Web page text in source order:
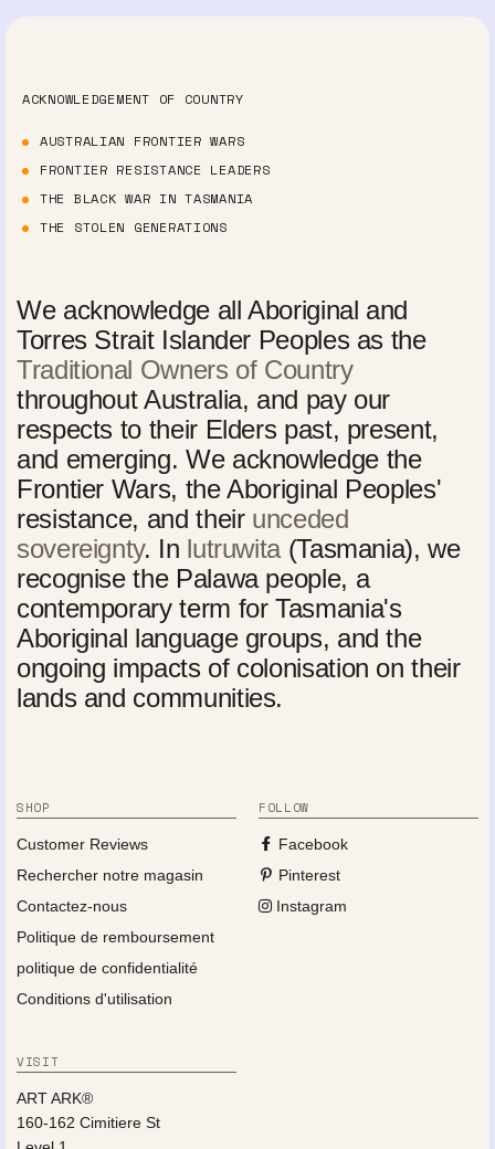
ACKNOWLEDGEMENT OF COUNTRY
AUSTRALIAN FRONTIER WARS
FRONTIER RESISTANCE LEADERS
THE BLACK WAR IN TASMANIA
THE STOLEN GENERATIONS
We acknowledge all Aboriginal and
Torres Strait Islander Peoples as the
Traditional Owners of Country
throughout Australia, and pay our
respects to their Elders past, present,
and emerging. We acknowledge the
Frontier Wars, the Aboriginal Peoples'
resistance, and their unceded
sovereignty. In lutruwita(Tasmania), we
recognise the Palawa people, a
contemporary term for Tasmania's
Aboriginal language groups, and the
ongoing impacts of colonisation on their
lands and communities.
SHOP
Customer Reviews
Rechercher notre magasin
Contactez-nous
Politique de remboursement
politique de confidentialité
Conditions d'utilisation
FOLLOW
Facebook
Pinterest
Instagram
VISIT
ART ARK®
160-162 Cimitiere St